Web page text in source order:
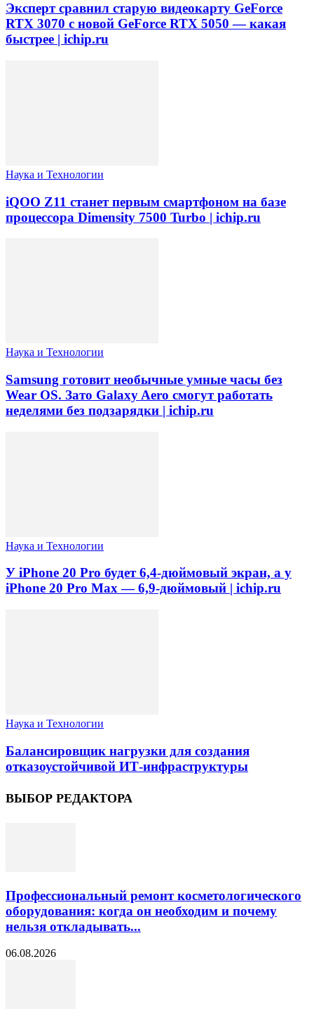
Эксперт сравнил старую видеокарту GeForce
RTX 3070 с новой GeForce RTX 5050 — какая
быстрее | ichip.ru
Наука и Технологии
iQOO Z11 станет первым смартфоном на базе
процессора Dimensity 7500 Turbo | ichip.ru
Наука и Технологии
Samsung готовит необычные умные часы без
Wear OS. Зато Galaxy Aero смогут работать
неделями без подзарядки | ichip.ru
Наука и Технологии
У iPhone 20 Pro будет 6,4-дюймовый экран, а у
iPhone 20 Pro Max — 6,9-дюймовый | ichip.ru
Наука и Технологии
Балансировщик нагрузки для создания
отказоустойчивой ИТ-инфраструктуры
ВЫБОР РЕДАКТОРА
Профессиональный ремонт косметологического
оборудования: когда он необходим и почему
нельзя откладывать...
06.08.2026